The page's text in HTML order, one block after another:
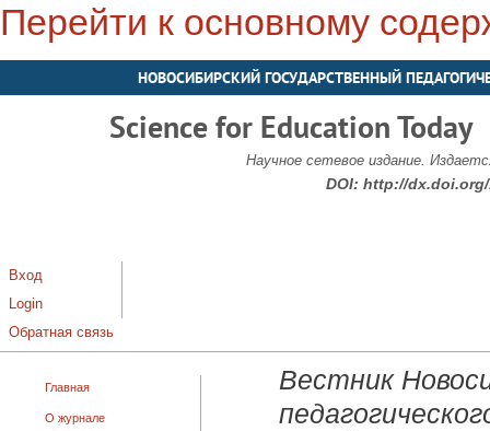
Перейти к основному
НОВОСИБИРСКИЙ ГОСУДАРСТВЕННЫЙ
Science for Education Today
Научное сетевое издание.
DOI: http://dx.doi.org/
Вход
Login
Обратная связь
Главная
О журнале
Вестник